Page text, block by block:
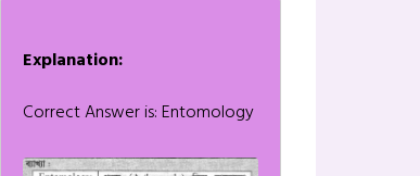
Explanation:
Correct Answer is: Entomology